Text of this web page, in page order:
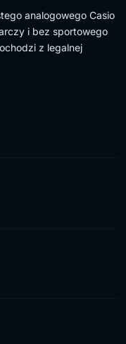
analogowego Casio
i bez sportowego
z legalnej